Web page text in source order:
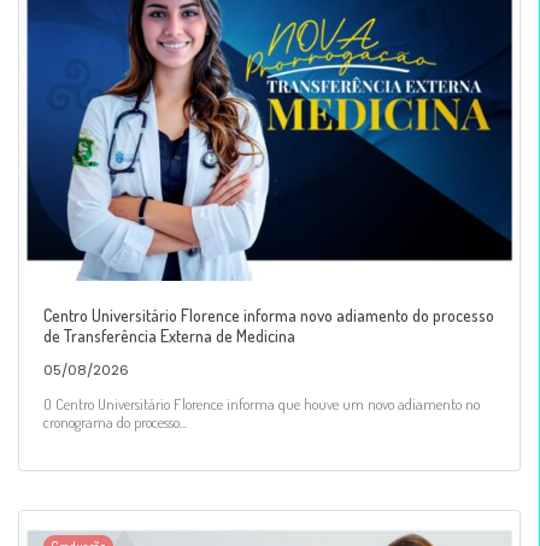
Centro Universitário Florence informa novo adiamento do processo
de Transferência Externa de Medicina
05/08/2026
O Centro Universitário Florence informa que houve um novo adiamento no
cronograma do processo...